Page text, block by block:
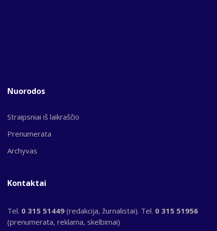
Nuorodos
Straipsniai iš laikraščio
Prenumerata
Archyvas
Kontaktai
Tel. 0 315 51449 (redakcija, žurnalistai). Tel. 0 315 51956
(prenumerata, reklama, skelbimai)